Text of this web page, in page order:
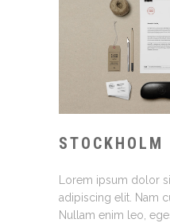
STOCKHOLM
Lorem ipsum dolor
adipiscing elit. Nam
Nullam enim leo,